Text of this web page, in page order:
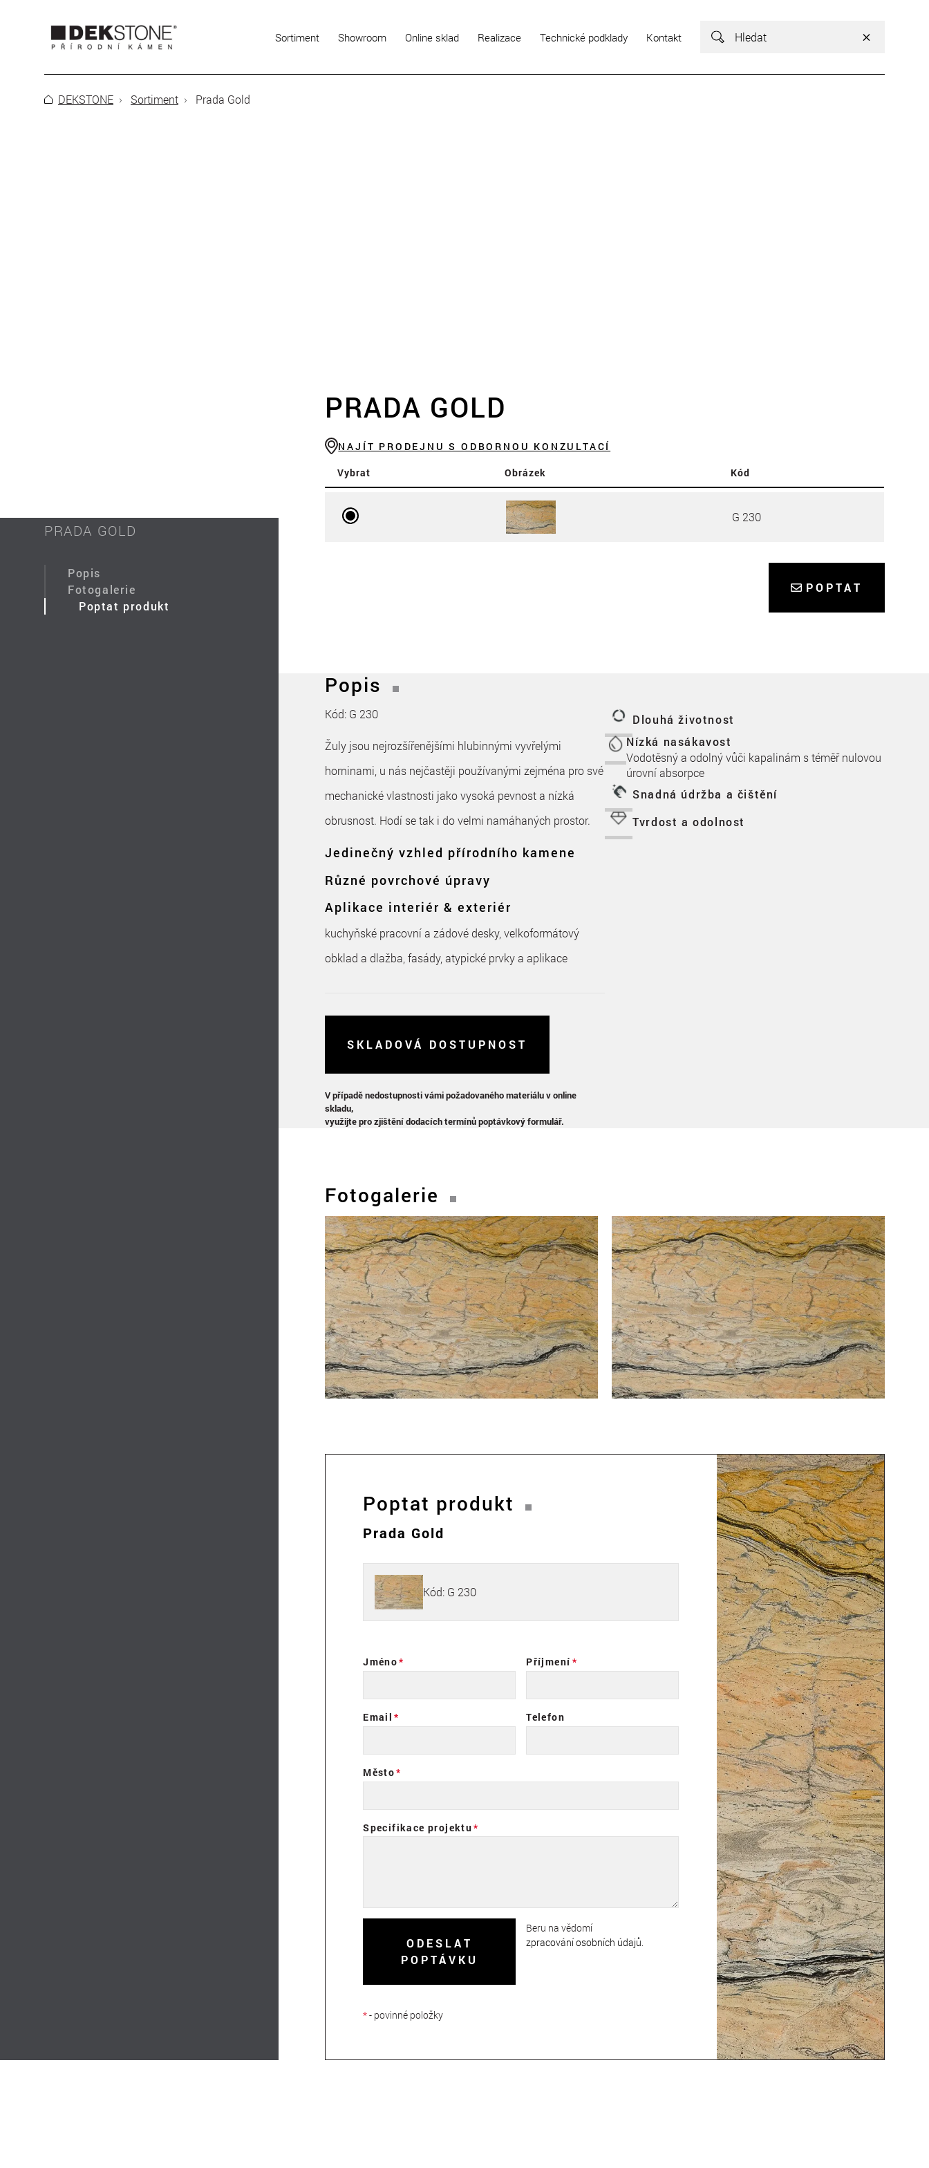
Sortiment Showroom Online sklad Realizace Technické podklady Kontakt Vyhledávání
Vyhledávání
DEKSTONE Sortiment Prada Gold
PRADA GOLD
Popis
Fotogalerie
Poptat produkt
PRADA GOLD
NAJÍT PRODEJNU S ODBORNOU KONZULTACÍ
Vybrat Obrázek Kód
G 230
POPTAT
Popis
Kód: G 230
Žuly jsou nejrozšířenějšími hlubinnými vyvřelými
horninami, u nás nejčastěji používanými zejména pro své
mechanické vlastnosti jako vysoká pevnost a nízká
obrusnost. Hodí se tak i do velmi namáhaných prostor.
Jedinečný vzhled přírodního kamene
Různé povrchové úpravy
Aplikace interiér & exteriér
kuchyňské pracovní a zádové desky, velkoformátový
obklad a dlažba, fasády, atypické prvky a aplikace
SKLADOVÁ DOSTUPNOST
V případě nedostupnosti vámi požadovaného materiálu v online
skladu,
využijte pro zjištění dodacích termínů poptávkový formulář.
Dlouhá životnost
Nízká nasákavost
Vodotěsný a odolný vůči kapalinám s téměř nulovou
úrovní absorpce
Snadná údržba a čištění
Tvrdost a odolnost
Fotogalerie
Poptat produkt
Prada Gold
Kód: G 230
Jméno Příjmení
Email Telefon
Město
Specifikace projektu
ODESLAT
POPTÁVKU
Beru na vědomí
zpracování osobních údajů.
*- povinné položky